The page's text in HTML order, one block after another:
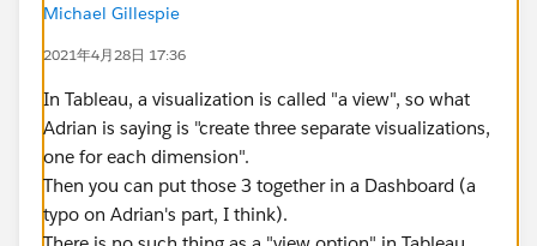
Michael Gillespie
2021年4月28日 17:36
In Tableau, a visualization is called "a view", so what
Adrian is saying is "create three separate visualizations,
one for each dimension".
Then you can put those 3 together in a Dashboard (a
typo on Adrian's part, I think).